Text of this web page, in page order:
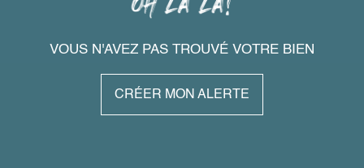
VOUS N'AVEZ PAS TROUVÉ VOTRE BIEN
CRÉER MON ALERTE